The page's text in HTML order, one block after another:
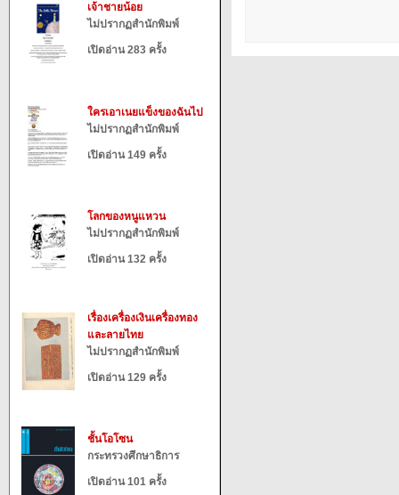
เจ้าชายน้อย
ไม่ปรากฏสำนักพิมพ์
เปิดอ่าน 283 ครั้ง
ใครเอาเนยแข็งของฉันไป
ไม่ปรากฏสำนักพิมพ์
เปิดอ่าน 149 ครั้ง
โลกของหนูแหวน
ไม่ปรากฏสำนักพิมพ์
เปิดอ่าน 132 ครั้ง
เรื่องเครื่องเงินเครื่องทอง
และลายไทย
ไม่ปรากฏสำนักพิมพ์
เปิดอ่าน 129 ครั้ง
ชั้นโอโซน
กระทรวงศึกษาธิการ
เปิดอ่าน 101 ครั้ง